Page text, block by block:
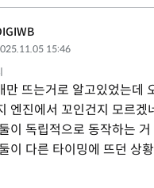
15:46
만 뜨는거로 알고있었는데
엔진에서 꼬인건지 모르겠
이 독립적으로 동작하는
이 다른 타이밍에 뜨던 상